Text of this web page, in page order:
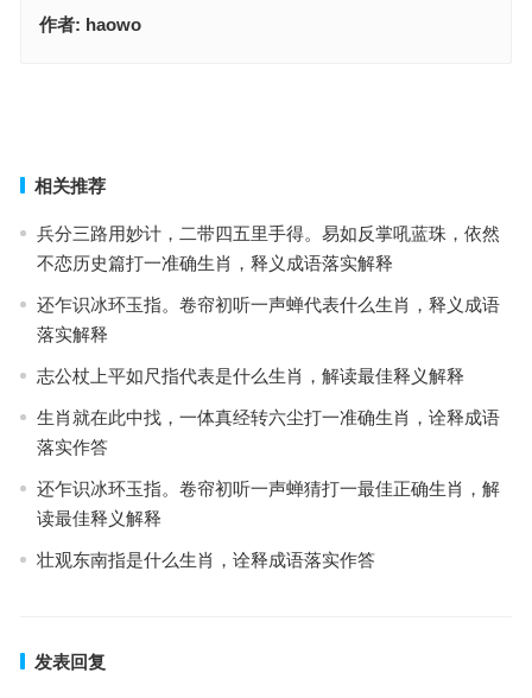
作者: haowo
相关推荐
兵分三路用妙计，二带四五里手得。易如反掌吼蓝珠，依然
不恋历史篇打一准确生肖，释义成语落实解释
还乍识冰环玉指。卷帘初听一声蝉代表什么生肖，释义成语
落实解释
志公杖上平如尺指代表是什么生肖，解读最佳释义解释
生肖就在此中找，一体真经转六尘打一准确生肖，诠释成语
落实作答
还乍识冰环玉指。卷帘初听一声蝉猜打一最佳正确生肖，解
读最佳释义解释
壮观东南指是什么生肖，诠释成语落实作答
发表回复